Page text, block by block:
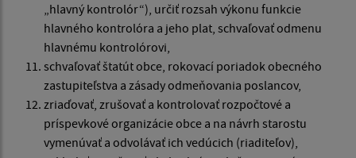
„hlavný kontrolór“), určiť rozsah výkonu funkcie
hlavného kontrolóra a jeho plat, schvaľovať odmenu
hlavnému kontrolórovi,
schvaľovať štatút obce, rokovací poriadok obecného
zastupiteľstva a zásady odmeňovania poslancov,
zriaďovať, zrušovať a kontrolovať rozpočtové a
príspevkové organizácie obce a na návrh starostu
vymenúvať a odvolávať ich vedúcich (riaditeľov),